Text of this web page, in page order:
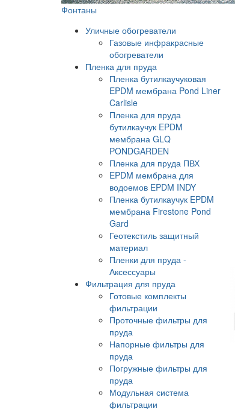
Фонтаны
Уличные обогреватели
Газовые инфракрасные
обогреватели
Пленка для пруда
Пленка бутилкаучуковая
EPDM мембрана Pond Liner
Carlisle
Пленка для пруда
бутилкаучук EPDM
мембрана GLQ
PONDGARDEN
Пленка для пруда ПВХ
EPDM мембрана для
водоемов EPDM INDY
Пленка бутилкаучук EPDM
мембрана Firestone Pond
Gard
Геотекстиль защитный
материал
Пленки для пруда -
Аксессуары
Фильтрация для пруда
Готовые комплекты
фильтрации
Проточные фильтры для
пруда
Напорные фильтры для
пруда
Погружные фильтры для
пруда
Модульная система
фильтрации